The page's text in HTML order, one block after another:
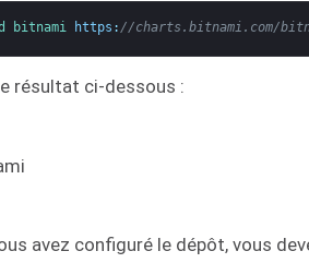
bitnami https : //charts.bitnami.com/
résultat ci-dessous :
avez configuré le dépôt, vous